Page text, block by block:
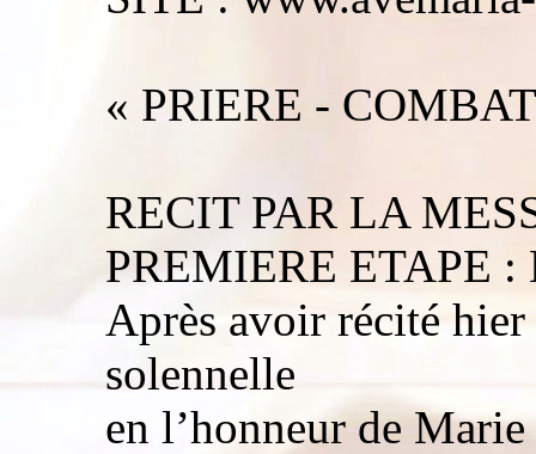
« PRIERE -
RECIT PAR LA
PREMIERE ETAPE :
Après avoir récité
solennelle
en l’honneur de